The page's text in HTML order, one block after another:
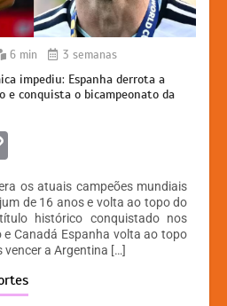
6 min 3 semanas
impediu: Espanha derrota a
e conquista o bicampeonato da
p
y
Li
n
os atuais campeões mundiais
de 16 anos e volta ao topo do
histórico conquistado nos
e Canadá Espanha volta ao topo
a Argentina […]